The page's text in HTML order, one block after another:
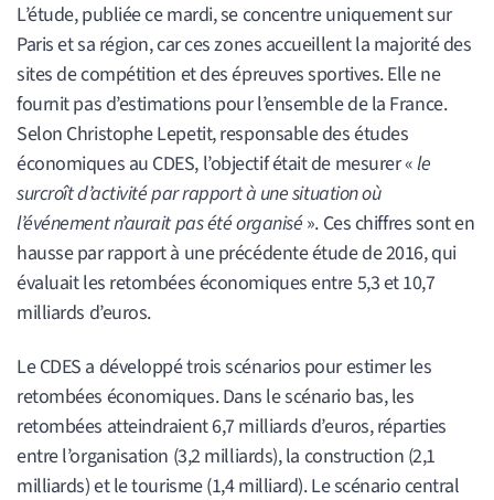
L’étude, publiée ce mardi, se concentre uniquement sur
Paris et sa région, car ces zones accueillent la majorité des
sites de compétition et des épreuves sportives. Elle ne
fournit pas d’estimations pour l’ensemble de la France.
Selon Christophe Lepetit, responsable des études
économiques au CDES, l’objectif était de mesurer «le
surcroît d’activité par rapport à une situation où
l’événement n’aurait pas été organisé». Ces chiffres sont en
hausse par rapport à une précédente étude de 2016, qui
évaluait les retombées économiques entre 5,3 et 10,7
milliards d’euros.
Le CDES a développé trois scénarios pour estimer les
retombées économiques. Dans le scénario bas, les
retombées atteindraient 6,7 milliards d’euros, réparties
entre l’organisation (3,2 milliards), la construction (2,1
milliards) et le tourisme (1,4 milliard). Le scénario central